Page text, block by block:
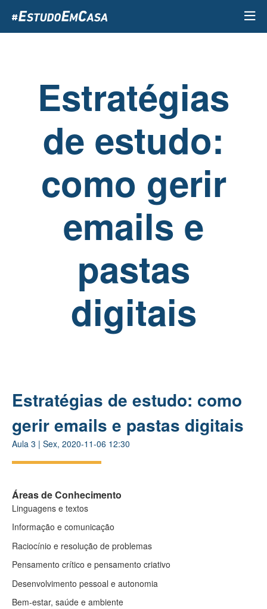
para
o
Estratégias
de estudo:
como gerir
emails e
pastas
digitais
Estratégias de estudo: como
gerir emails e pastas digitais
Aula 3 | Sex, 2020-11-06 12:30
Áreas de Conhecimento
Linguagens e textos
Informação e comunicação
Raciocínio e resolução de problemas
Pensamento crítico e pensamento criativo
Desenvolvimento pessoal e autonomia
Bem-estar, saúde e ambiente